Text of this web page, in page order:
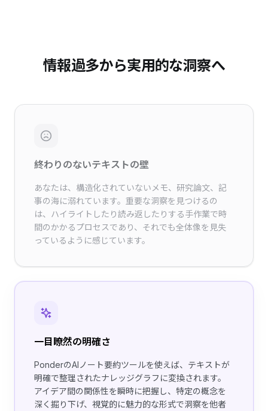
情報過多から実用的な洞察へ
終わりのないテキストの壁
あなたは、構造化されていないメモ、研究論文、記
事の海に溺れています。重要な洞察を見つけるの
は、ハイライトしたり読み返したりする手作業で時
間のかかるプロセスであり、それでも全体像を見失
っているように感じています。
一目瞭然の明確さ
PonderのAIノート要約ツールを使えば、テキストが
明確で整理されたナレッジグラフに変換されます。
アイデア間の関係性を瞬時に把握し、特定の概念を
深く掘り下げ、視覚的に魅力的な形式で洞察を他者